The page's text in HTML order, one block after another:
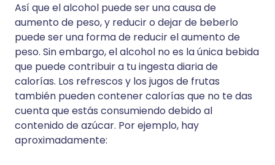
Así que el alcohol puede ser una causa de
aumento de peso, y reducir o dejar de beberlo
puede ser una forma de reducir el aumento de
peso. Sin embargo, el alcohol no es la única bebida
que puede contribuir a tu ingesta diaria de
calorías. Los refrescos y los jugos de frutas
también pueden contener calorías que no te das
cuenta que estás consumiendo debido al
contenido de azúcar. Por ejemplo, hay
aproximadamente: